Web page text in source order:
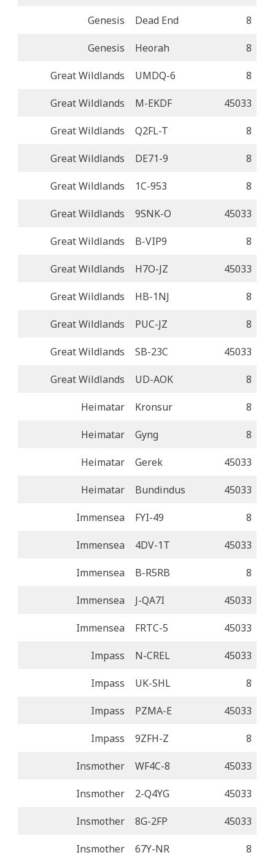
Genesis Dead End 8
Genesis Heorah 8
Great Wildlands UMDQ-6 8
Great Wildlands M-EKDF 45033
Great Wildlands Q2FL-T 8
Great Wildlands DE71-9 8
Great Wildlands 1C-953 8
Great Wildlands 9SNK-O 45033
Great Wildlands B-VIP9 8
Great Wildlands H7O-JZ 45033
Great Wildlands HB-1NJ 8
Great Wildlands PUC-JZ 8
Great Wildlands SB-23C 45033
Great Wildlands UD-AOK 8
Heimatar Kronsur 8
Heimatar Gyng 8
Heimatar Gerek 45033
Heimatar Bundindus 45033
Immensea FYI-49 8
Immensea 4DV-1T 45033
Immensea B-R5RB 8
Immensea J-QA7I 45033
Immensea FRTC-5 45033
Impass N-CREL 45033
Impass UK-SHL 8
Impass PZMA-E 45033
Impass 9ZFH-Z 8
Insmother WF4C-8 45033
Insmother 2-Q4YG 45033
Insmother 8G-2FP 45033
Insmother 67Y-NR 8